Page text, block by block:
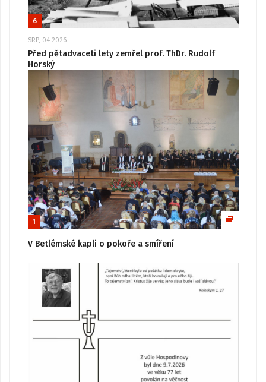
6
SRP, 04 2026
Před pětadvaceti lety zemřel prof. ThDr. Rudolf
Horský
1
V Betlémské kapli o pokoře a smíření